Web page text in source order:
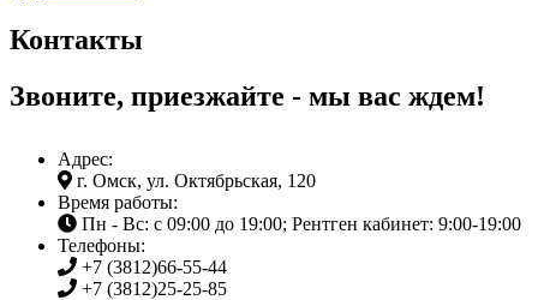
Контакты
Звоните, приезжайте - мы вас ждем!
Адрес:
г. Омск, ул. Октябрьская, 120
Время работы:
Пн - Вс: с 09:00 до 19:00; Рентген кабинет: 9:00-19:00
Телефоны:
+7 (3812)66-55-44
+7 (3812)25-25-85